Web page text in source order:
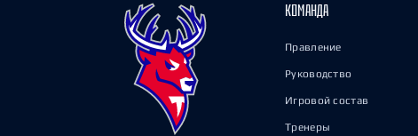
КОМАНДА
Правление
Руководство
Игровой состав
Тренеры